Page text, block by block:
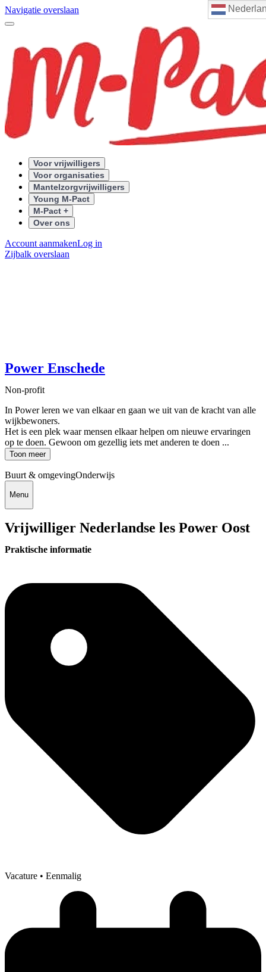
Navigatie overslaan
Voor vrijwilligers
Voor organisaties
Mantelzorgvrijwilligers
Young M-Pact
M-Pact +
Over ons
Account aanmakenLog in
Zijbalk overslaan
Power Enschede
Non-profit
In Power leren we van elkaar en gaan we uit van de kracht van alle
wijkbewoners.
Het is een plek waar mensen elkaar helpen om nieuwe ervaringen
op te doen. Gewoon om gezellig iets met anderen te doen ...
Toon meer
Buurt & omgevingOnderwijs
Menu
Vrijwilliger Nederlandse les Power Oost
Praktische informatie
Vacature • Eenmalig